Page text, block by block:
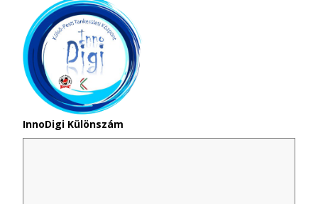
InnoDigi Különszám